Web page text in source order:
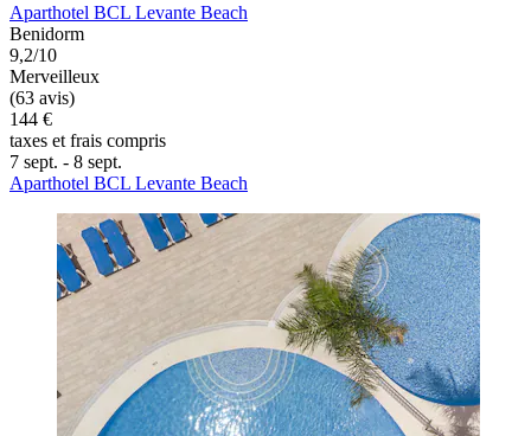
Aparthotel BCL Levante Beach
Benidorm
9,2/10
Merveilleux
(63 avis)
144 €
taxes et frais compris
7 sept. - 8 sept.
Aparthotel BCL Levante Beach